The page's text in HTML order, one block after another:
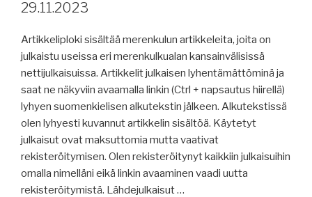
29.11.2023
Artikkeliploki sisältää merenkulun artikkeleita, joita on
julkaistu useissa eri merenkulkualan kansainvälisissä
nettijulkaisuissa. Artikkelit julkaisen lyhentämättöminä ja
saat ne näkyviin avaamalla linkin (Ctrl + napsautus hiirellä)
lyhyen suomenkielisen alkutekstin jälkeen. Alkutekstissä
olen lyhyesti kuvannut artikkelin sisältöä. Käytetyt
julkaisut ovat maksuttomia mutta vaativat
rekisteröitymisen. Olen rekisteröitynyt kaikkiin julkaisuihin
omalla nimelläni eikä linkin avaaminen vaadi uutta
rekisteröitymistä. Lähdejulkaisut …